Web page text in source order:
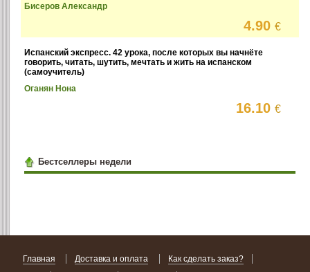
Бисеров Александр
4.90€
Испанский экспресс. 42 урока, после которых вы начнёте
говорить, читать, шутить, мечтать и жить на испанском
(самоучитель)
Оганян Нона
16.10€
Бестселлеры недели
Главная Доставка и оплата
Как сделать заказ?